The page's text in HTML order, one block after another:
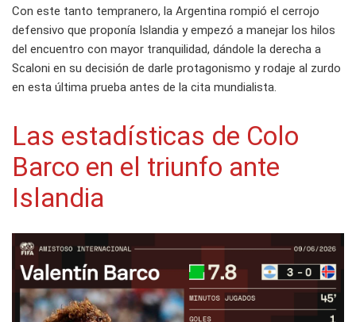
Con este tanto tempranero, la Argentina rompió el cerrojo
defensivo que proponía Islandia y empezó a manejar los hilos
del encuentro con mayor tranquilidad, dándole la derecha a
Scaloni en su decisión de darle protagonismo y rodaje al zurdo
en esta última prueba antes de la cita mundialista.
Las estadísticas de Colo
Barco en el triunfo ante
Islandia